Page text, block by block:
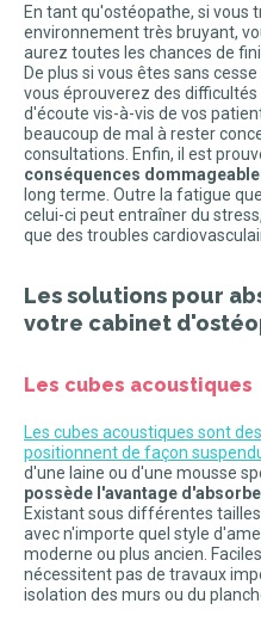
En tant qu'ostéopathe, si vous
environnement très bruyant,
aurez toutes les chances de
De plus si vous êtes sans
vous éprouverez des
d'écoute vis-à-vis de vos
beaucoup de mal à rester
consultations. Enfin, il est
conséquences
long terme. Outre la fatigue
celui-ci peut entraîner du
que des troubles
Les solutions pour
votre cabinet
Les cubes acoustiques
Les cubes acoustiques sont
positionnent de façon
d'une laine ou d'une mousse
possède l'avantage
Existant sous différentes
avec n'importe quel style
moderne ou plus ancien.
nécessitent pas de travaux
isolation des murs ou du